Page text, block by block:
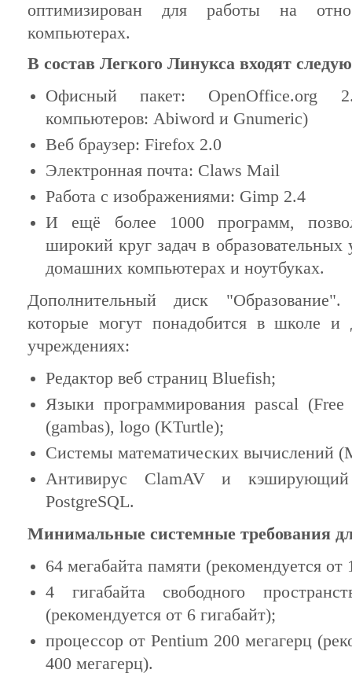
оптимизирован для работы на
компьютерах.
В состав Легкого Линукса входят
Офисный пакет: OpenOffice.org
компьютеров: Abiword и Gnumeric)
Веб браузер: Firefox 2.0
Электронная почта: Claws Mail
Работа с изображениями: Gimp 2.4
И ещё более 1000 программ,
широкий круг задач в
домашних компьютерах и ноутбуках.
Дополнительный диск
которые могут понадобится в школе и
учреждениях:
Редактор веб страниц Bluefish;
Языки программирования pascal
(gambas), logo (KTurtle);
Системы математических вычислений
Антивирус ClamAV и
PostgreSQL.
Минимальные системные требования
64 мегабайта памяти (рекомендуется от
4 гигабайта свободного
(рекомендуется от 6 гигабайт);
процессор от Pentium 200 мегагерц
400 мегагерц).